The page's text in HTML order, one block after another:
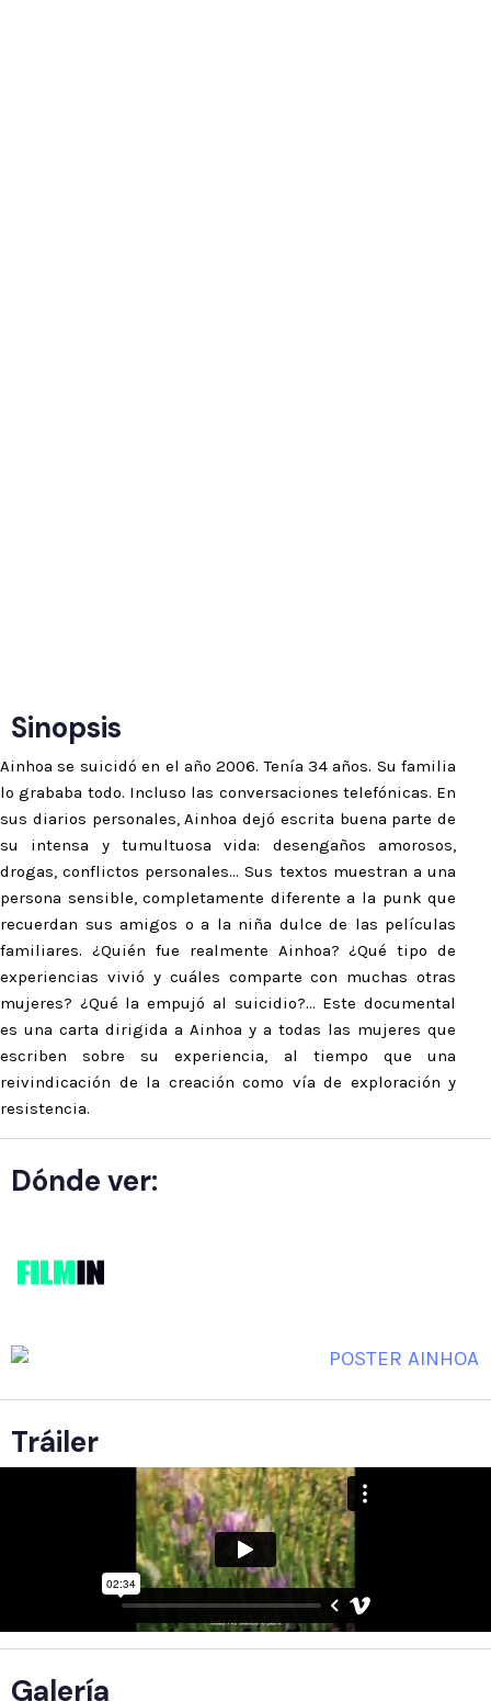
Sinopsis
Ainhoa se suicidó en el año 2006. Tenía 34 años. Su familia
lo grababa todo. Incluso las conversaciones telefónicas. En
sus diarios personales, Ainhoa dejó escrita buena parte de
su intensa y tumultuosa vida: desengaños amorosos,
drogas, conflictos personales… Sus textos muestran a una
persona sensible, completamente diferente a la punk que
recuerdan sus amigos o a la niña dulce de las películas
familiares. ¿Quién fue realmente Ainhoa? ¿Qué tipo de
experiencias vivió y cuáles comparte con muchas otras
mujeres? ¿Qué la empujó al suicidio?… Este documental
es una carta dirigida a Ainhoa y a todas las mujeres que
escriben sobre su experiencia, al tiempo que una
reivindicación de la creación como vía de exploración y
resistencia.
Dónde ver:
Tráiler
Galería